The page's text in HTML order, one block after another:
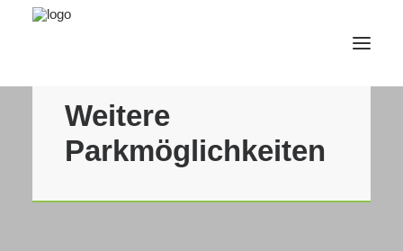
2. Bruchsaler Jazz Nights
Weitere
Parkmöglichkeiten